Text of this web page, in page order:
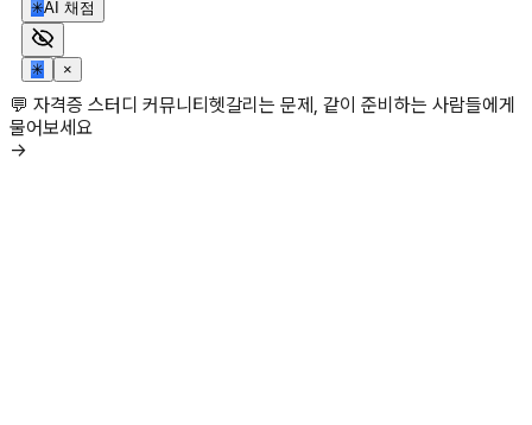
✳AI 채점
✳ ×
💬 자격증 스터디 커뮤니티헷갈리는 문제, 같이 준비하는 사람들에게
물어보세요
→